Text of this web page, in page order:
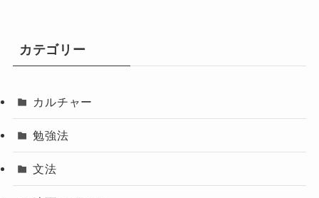
カテゴリー
カルチャー
勉強法
文法